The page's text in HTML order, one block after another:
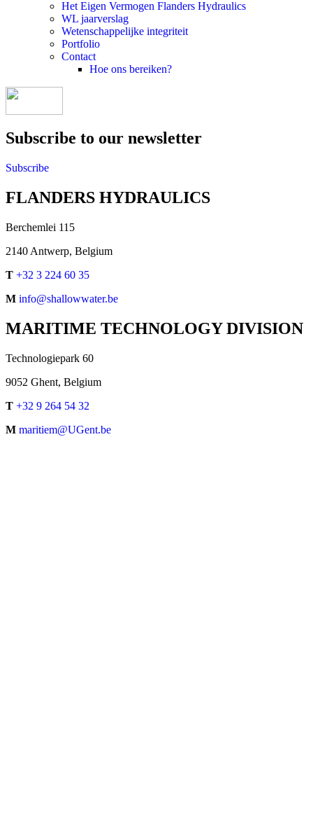
Het Eigen Vermogen Flanders Hydraulics
WL jaarverslag
Wetenschappelijke integriteit
Portfolio
Contact
Hoe ons bereiken?
Subscribe to our newsletter
Subscribe
FLANDERS HYDRAULICS
Berchemlei 115
2140 Antwerp, Belgium
T +32 3 224 60 35
M info@shallowwater.be
MARITIME TECHNOLOGY DIVISION
Technologiepark 60
9052 Ghent, Belgium
T +32 9 264 54 32
M maritiem@UGent.be